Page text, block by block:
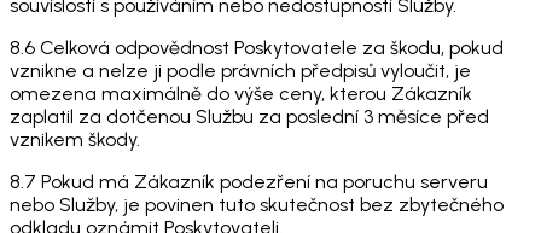
souvislosti s používáním nebo nedostupností Služby.
8.6 Celková odpovědnost Poskytovatele za škodu, pokud
vznikne a nelze ji podle právních předpisů vyloučit, je
omezena maximálně do výše ceny, kterou Zákazník
zaplatil za dotčenou Službu za poslední 3 měsíce před
vznikem škody.
8.7 Pokud má Zákazník podezření na poruchu serveru
nebo Služby, je povinen tuto skutečnost bez zbytečného
odkladu oznámit Poskytovateli.